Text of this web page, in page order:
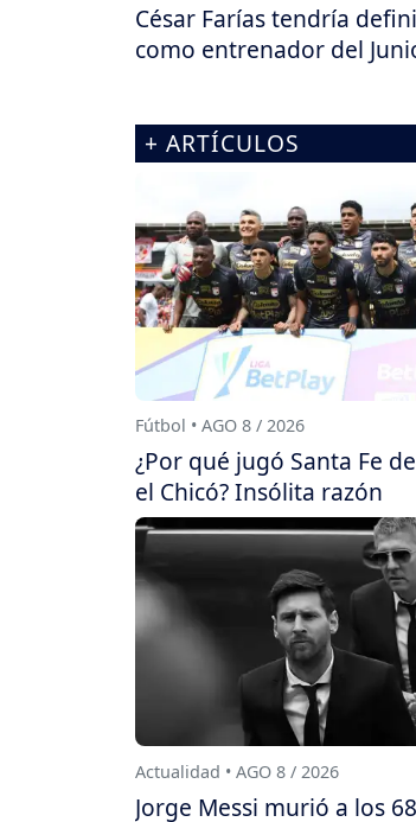
César Farías tendría
como entrenador del
+ ARTÍCULOS
Fútbol • AGO 8 / 2026
¿Por qué jugó Santa Fe
el Chicó? Insólita razón
Actualidad • AGO 8 / 2026
Jorge Messi murió a los